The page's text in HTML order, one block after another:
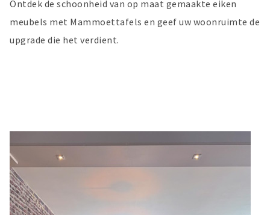
Ontdek de schoonheid van op maat gemaakte eiken
meubels met Mammoettafels en geef uw woonruimte de
upgrade die het verdient.